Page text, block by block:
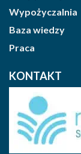
Wypożyczalnia
Baza wiedzy
Praca
KONTAKT